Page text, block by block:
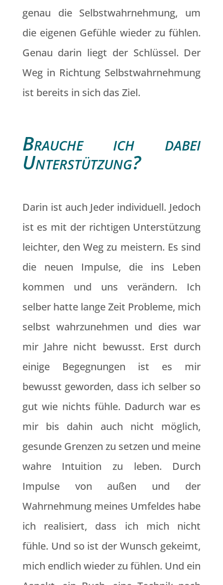
genau die Selbstwahrnehmung, um
die eigenen Gefühle wieder zu fühlen.
Genau darin liegt der Schlüssel. Der
Weg in Richtung Selbstwahrnehmung
ist bereits in sich das Ziel.
Brauche ich dabei
Unterstützung?
Darin ist auch Jeder individuell. Jedoch
ist es mit der richtigen Unterstützung
leichter, den Weg zu meistern. Es sind
die neuen Impulse, die ins Leben
kommen und uns verändern. Ich
selber hatte lange Zeit Probleme, mich
selbst wahrzunehmen und dies war
mir Jahre nicht bewusst. Erst durch
einige Begegnungen ist es mir
bewusst geworden, dass ich selber so
gut wie nichts fühle. Dadurch war es
mir bis dahin auch nicht möglich,
gesunde Grenzen zu setzen und meine
wahre Intuition zu leben. Durch
Impulse von außen und der
Wahrnehmung meines Umfeldes habe
ich realisiert, dass ich mich nicht
fühle. Und so ist der Wunsch gekeimt,
mich endlich wieder zu fühlen. Und ein